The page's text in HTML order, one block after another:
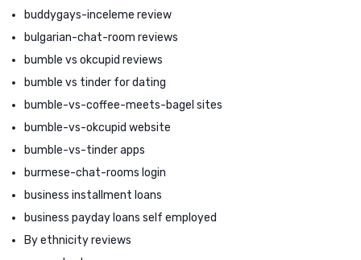
buddygays-inceleme review
bulgarian-chat-room reviews
bumble vs okcupid reviews
bumble vs tinder for dating
bumble-vs-coffee-meets-bagel sites
bumble-vs-okcupid website
bumble-vs-tinder apps
burmese-chat-rooms login
business installment loans
business payday loans self employed
By ethnicity reviews